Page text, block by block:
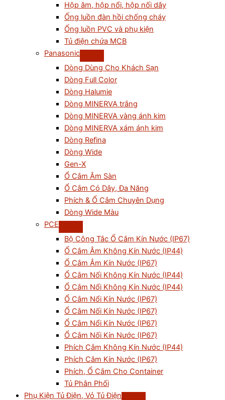
Hộp âm, hộp nổi, hộp nối dây
Ống luồn đàn hồi chống cháy
Ống luồn PVC và phụ kiện
Tủ điện chứa MCB
Panasonic
Dòng Dùng Cho Khách Sạn
Dòng Full Color
Dòng Halumie
Dòng MINERVA trắng
Dòng MINERVA vàng ánh kim
Dòng MINERVA xám ánh kim
Dòng Refina
Dòng Wide
Gen-X
Ổ Cắm Âm Sàn
Ổ Cắm Có Dây, Đa Năng
Phích & Ổ Cắm Chuyên Dụng
Dòng Wide Màu
PCE
Bộ Công Tắc Ổ Cắm Kín Nước (IP67)
Ổ Cắm Âm Không Kín Nước (IP44)
Ổ Cắm Âm Kín Nước (IP67)
Ổ Cắm Nối Không Kín Nước (IP44)
Ổ Cắm Nổi Không Kín Nước (IP44)
Ổ Cắm Nổi Kín Nước (IP67)
Ổ Cắm Nối Kín Nước (IP67)
Ổ Cắm Nổi Kín Nước (IP67)
Ổ Cắm Nối Kín Nước (IP67)
Phích Cắm Không Kín Nước (IP44)
Phích Cắm Kín Nước (IP67)
Phích, Ổ Cắm Cho Container
Tủ Phân Phối
Phụ Kiện Tủ Điện, Vỏ Tủ Điện